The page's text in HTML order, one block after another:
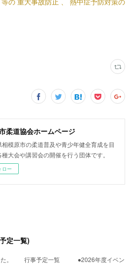
柔道協会ホームページ
相模原市の柔道普及や青少年健全育成を目
大会や講習会の開催を行う団体です。
ロー
定一覧)
した。 行事予定一覧 ●2026年度イベン